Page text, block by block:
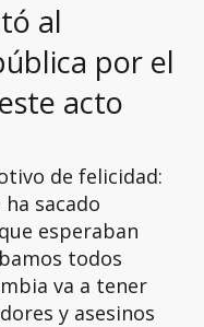
al
por el
acto
de felicidad:
sacado
esperaban
todos
va a tener
y asesinos